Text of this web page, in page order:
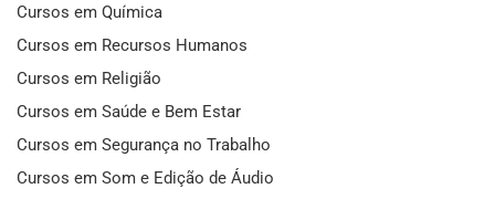
Cursos em Química
Cursos em Recursos Humanos
Cursos em Religião
Cursos em Saúde e Bem Estar
Cursos em Segurança no Trabalho
Cursos em Som e Edição de Áudio